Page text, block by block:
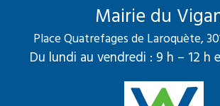
Mairie du
Place Quatrefages de Laroquète,
Du lundi au vendredi : 9 h – 12 h